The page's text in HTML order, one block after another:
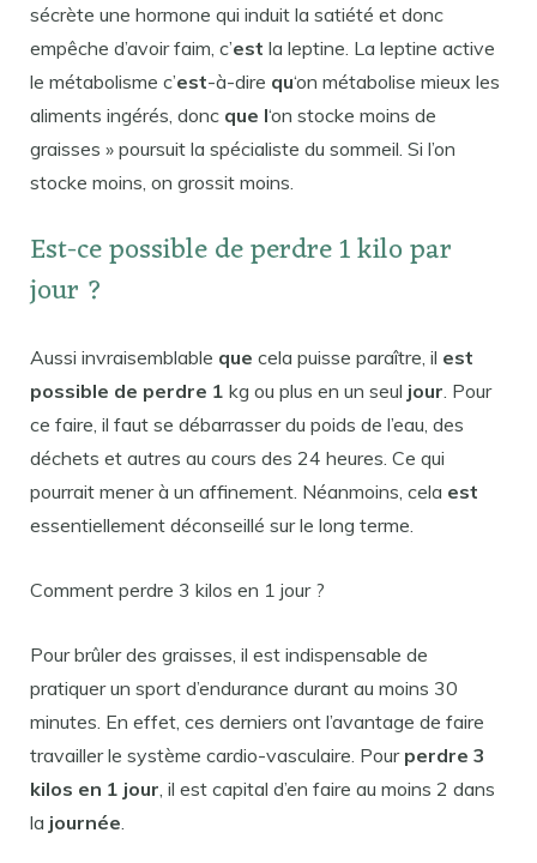
sécrète une hormone qui induit la satiété et donc
empêche d’avoir faim, c’est la leptine. La leptine active
le métabolisme c’est-à-dire qu‘on métabolise mieux les
aliments ingérés, donc que l‘on stocke moins de
graisses » poursuit la spécialiste du sommeil. Si l’on
stocke moins, on grossit moins.
Est-ce possible de perdre 1 kilo par
jour ?
Aussi invraisemblable que cela puisse paraître, il est
possible de perdre 1 kg ou plus en un seul jour. Pour
ce faire, il faut se débarrasser du poids de l’eau, des
déchets et autres au cours des 24 heures. Ce qui
pourrait mener à un affinement. Néanmoins, cela est
essentiellement déconseillé sur le long terme.
Comment perdre 3 kilos en 1 jour ?
Pour brûler des graisses, il est indispensable de
pratiquer un sport d’endurance durant au moins 30
minutes. En effet, ces derniers ont l’avantage de faire
travailler le système cardio-vasculaire. Pour perdre 3
kilos en 1 jour, il est capital d’en faire au moins 2 dans
la journée.